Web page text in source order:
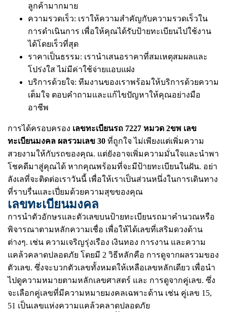
ลูกค้ามากมาย
ความรวดเร็ว: เราให้ความสำคัญกับความรวดเร็วใน
การดำเนินการ เพื่อให้คุณได้รับป้ายทะเบียนไปใช้งาน
ได้โดยเร็วที่สุด
ราคาเป็นธรรม: เรานำเสนอราคาที่สมเหตุสมผลและ
โปร่งใส ไม่มีค่าใช้จ่ายแอบแฝง
บริการด้วยใจ: ทีมงานของเราพร้อมให้บริการด้วยความ
เต็มใจ ตอบคำถามและแก้ไขปัญหาให้คุณอย่างมือ
อาชีพ
การได้ครอบครอง เลขทะเบียนรถ 7227 หมวด 2ขพ เลข
ทะเบียนมงคล ผลรวมเลข 30 ที่ถูกใจ ไม่เพียงแต่เพิ่มความ
สวยงามให้กับรถของคุณ. แต่ยังอาจเพิ่มความมั่นใจและนำพา
โชคดีมาสู่คุณได้ หากคุณพร้อมที่จะมีป้ายทะเบียนในฝัน. อย่า
ลังเลที่จะติดต่อเราวันนี้ เพื่อให้เราเป็นส่วนหนึ่งในการเดินทาง
ที่ราบรื่นและเปี่ยมด้วยความสุขของคุณ
เลขทะเบียนมงคล
การนำตัวอักษรและตัวเลขบนป้ายทะเบียนรถมาคำนวณหรือ
พิจารณาตามหลักความเชื่อ เพื่อให้ได้เลขที่เสริมดวงด้าน
ต่างๆ. เช่น ความเจริญรุ่งเรือง เงินทอง การงาน และความ
แคล้วคลาดปลอดภัย โดยมี 2 วิธีหลักคือ การดูจากผลรวมของ
ตัวเลข. ซึ่งจะบวกตัวเลขทั้งหมดให้เหลือเลขหลักเดียว เพื่อนำ
ไปดูความหมายตามหลักเลขศาสตร์ และ การดูจากคู่เลข. ซึ่ง
จะเลือกคู่เลขที่มีความหมายมงคลเฉพาะด้าน เช่น คู่เลข 15,
51 เป็นเลขแห่งความแคล้วคลาดปลอดภัย